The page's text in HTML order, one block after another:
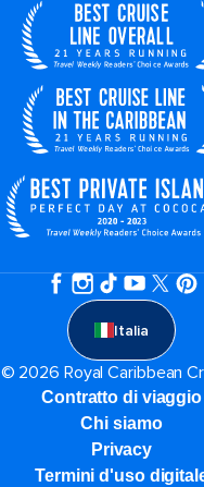
Italia
© 2026 Royal Caribbean
Contratto di viaggio
Chi siamo
Privacy
Termini d'uso